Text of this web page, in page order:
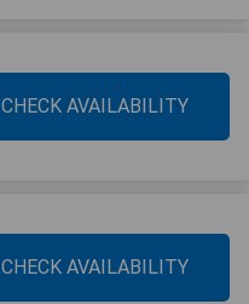
CHECK AVAILABILITY
CHECK AVAILABILITY